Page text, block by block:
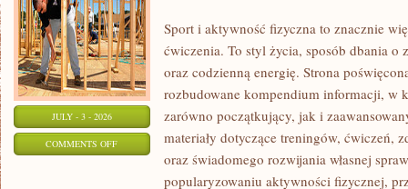
JULY - 3 - 2026
COMMENTS OFFON
Sport i aktywność fizyczna to znacznie
ćwiczenia. To styl życia, sposób dbania o
oraz codzienną energię. Strona
rozbudowane kompendium informacji, w
zarówno początkujący, jak i
materiały dotyczące treningów, ćwiczeń,
oraz świadomego rozwijania własnej
popularyzowaniu aktywności fizycznej,